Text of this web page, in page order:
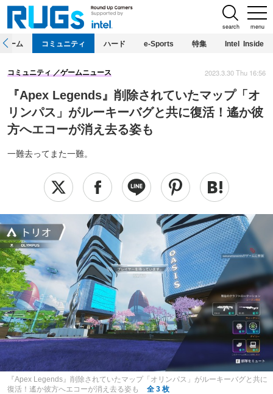
menu
search
ホーム コミュニティ ハード e-Sports 特集 Intel Inside
『Apex Legends』削除されていたマップ「オ
リンパス」がルーキーバグと共に復活！遙か彼
方へエコーが消え去る姿も
一難去ってまた一難。
コミュニティ ゲームニュース 2023.3.30 Thu 16:56
『Apex Legends』削除されていたマップ「オリンパス」がルーキーバグと共に
復活！遙か彼方へエコーが消え去る姿も
全 3 枚